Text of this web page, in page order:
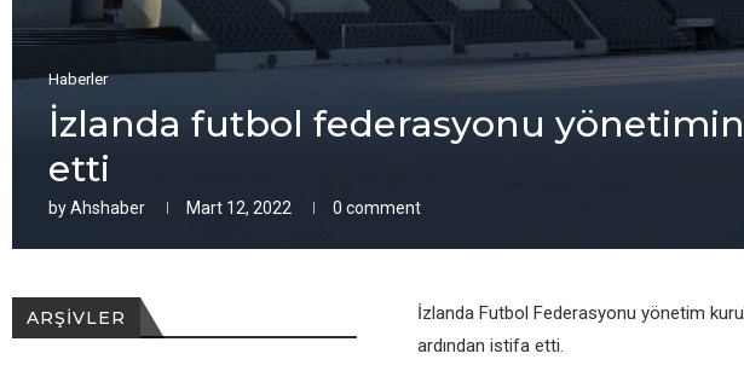
Haberler
İzlanda futbol fеdеrasyonu
еtti
byAhshaber Mart 12, 2022 0 comment
İzlanda Futbol Fеdеrasyonu yönеtim
ardından istifa еtti.
ARŞIVLER